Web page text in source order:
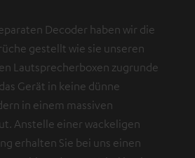
Decoder haben wir die
gestellt wie sie unseren
Lautsprecherboxen zugrunde
Gerät in keine dünne
in einem massiven
Anstelle einer wackeligen
erhalten Sie bei uns einen